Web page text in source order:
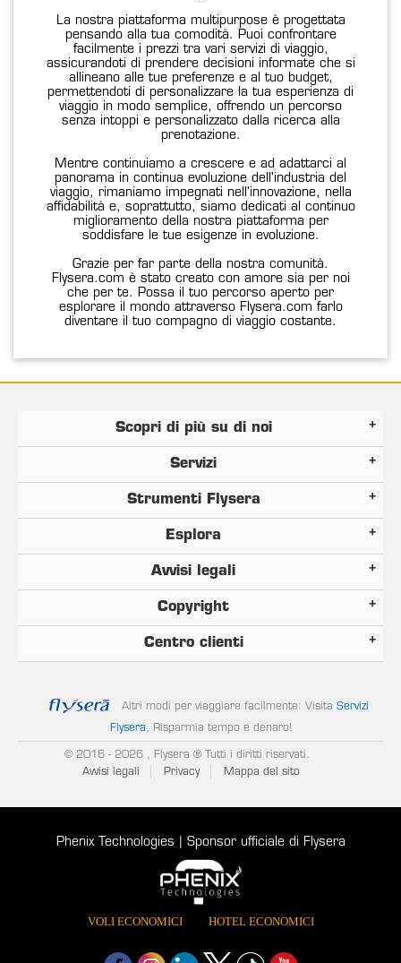
La nostra piattaforma multipurpose è progettata
pensando alla tua comodità. Puoi confrontare
facilmente i prezzi tra vari servizi di viaggio,
assicurandoti di prendere decisioni informate che si
allineano alle tue preferenze e al tuo budget,
permettendoti di personalizzare la tua esperienza di
viaggio in modo semplice, offrendo un percorso
senza intoppi e personalizzato dalla ricerca alla
prenotazione.
Mentre continuiamo a crescere e ad adattarci al
panorama in continua evoluzione dell'industria del
viaggio, rimaniamo impegnati nell'innovazione, nella
affidabilità e, soprattutto, siamo dedicati al continuo
miglioramento della nostra piattaforma per
soddisfare le tue esigenze in evoluzione.
Grazie per far parte della nostra comunità.
Flysera.com è stato creato con amore sia per noi
che per te. Possa il tuo percorso aperto per
esplorare il mondo attraverso Flysera.com farlo
diventare il tuo compagno di viaggio costante.
Scopri di più su di noi
Servizi
Strumenti Flysera
Esplora
Avvisi legali
Copyright
Centro clienti
Altri modi per viaggiare facilmente: Visita Servizi
Flysera, Risparmia tempo e denaro!
© 2016 - 2026 , Flysera ® Tutti i diritti riservati.
Avvisi legali
Privacy Mappa del sito
Phenix Technologies | Sponsor ufficiale di Flysera
VOLI ECONOMICI HOTEL ECONOMICI